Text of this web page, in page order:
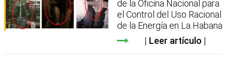
de la Oficina Nacional para
el Control del Uso Racional
de la Energía en La Habana
Leer artículo